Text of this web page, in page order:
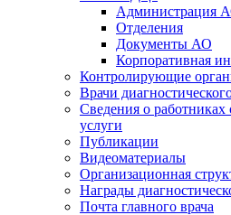
Администрация
Отделения
Документы АО
Корпоративная
Контролирующие
Врачи
Сведения о
услуги
Публикации
Видеоматериалы
Организационная
Награды
Почта главного врача